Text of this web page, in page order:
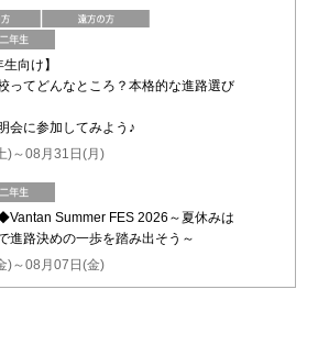
生向け】
ってどんなところ？本格的な進路選び
会に参加してみよう♪
)～08月31日(月)
Summer FES 2026～夏休みは
進路決めの一歩を踏み出そう～
)～08月07日(金)